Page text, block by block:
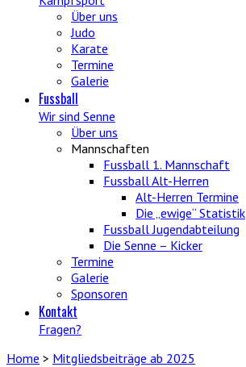
Über uns
Judo
Karate
Termine
Galerie
Fussball
Wir sind Senne
Über uns
Mannschaften
Fussball 1. Mannschaft
Fussball Alt-Herren
Alt-Herren Termine
Die „ewige“ Statistik
Fussball Jugendabteilung
Die Senne – Kicker
Termine
Galerie
Sponsoren
Kontakt
Fragen?
Home > Mitgliedsbeiträge ab 2025